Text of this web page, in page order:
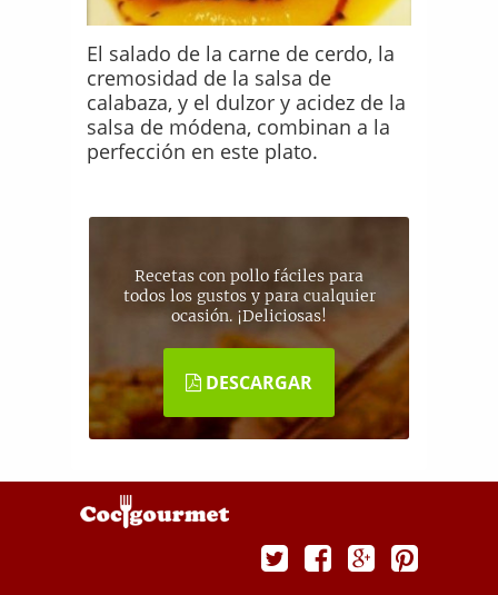
El salado de la carne de cerdo, la
cremosidad de la salsa de
calabaza, y el dulzor y acidez de la
salsa de módena, combinan a la
perfección en este plato.
Recetas con pollo fáciles para
todos los gustos y para cualquier
ocasión. ¡Deliciosas!
DESCARGAR